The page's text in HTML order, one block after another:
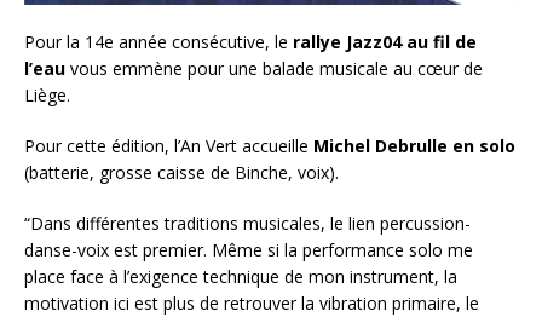
Pour la 1 4e année consécutive, le rallye Jazz04 au fil de
l’eau vous emmène pour une balade musicale au cœur de
Liège.
Pour cette édition, l’An Vert accueille Michel Debrulle en solo
(batterie, grosse caisse de Binche, voix).
“Dans différentes traditions musicales, le lien percussion-
danse-voix est premier. Même si la performance solo me
place face à l’exigence technique de mon instrument, la
motivation ici est plus de retrouver la vibration primaire, le